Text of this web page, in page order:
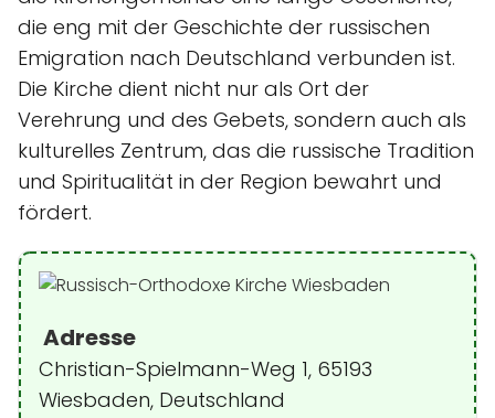
die eng mit der Geschichte der russischen
Emigration nach Deutschland verbunden ist.
Die Kirche dient nicht nur als Ort der
Verehrung und des Gebets, sondern auch als
kulturelles Zentrum, das die russische Tradition
und Spiritualität in der Region bewahrt und
fördert.
Adresse
Christian-Spielmann-Weg 1, 65193
Wiesbaden, Deutschland